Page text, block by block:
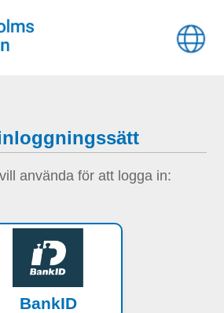
använda för att logga in:
BankID